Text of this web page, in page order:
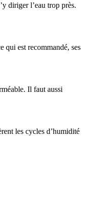
diriger l’eau trop près.
qui est recommandé, ses
Il faut aussi
les cycles d’humidité